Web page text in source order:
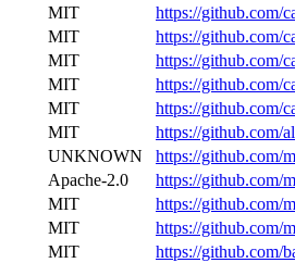
MIT
https://github.com/
MIT
https://github.com/
MIT
https://github.com/
MIT
https://github.com/
MIT
https://github.com/
MIT
https://github.com/
UNKNOWN
https://github.com/
Apache-2.0
https://github.com/
MIT
https://github.com/
MIT
https://github.com/
MIT
https://github.com/